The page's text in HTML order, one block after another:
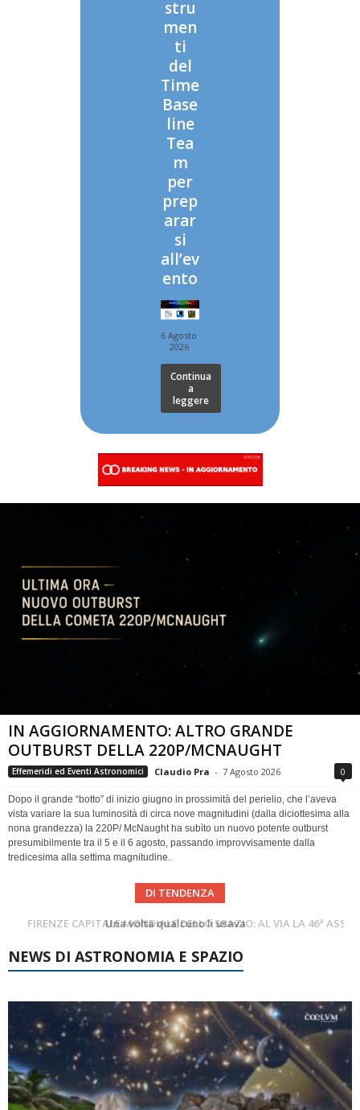
stru
men
ti
del
Time
Base
line
Tea
m
per
prep
arar
si
all’ev
ento
6 Agosto
2026
Continua
a
leggere
IN AGGIORNAMENTO: ALTRO GRANDE
OUTBURST DELLA 220P/MCNAUGHT
Effemeridi ed Eventi Astronomici Claudio Pra - 7 Agosto 2026 0
Dopo il grande “botto” di inizio giugno in prossimità del perielio, che l’aveva
vista variare la sua luminosità di circa nove magnitudini (dalla diciottesima alla
nona grandezza) la 220P/ McNaught ha subìto un nuovo potente outburst
presumibilmente tra il 5 e il 6 agosto, passando improvvisamente dalla
tredicesima alla settima magnitudine.
DI TENDENZA
FIRENZE CAPITALE MONDIALE DELLO SPAZIO: AL VIA LA 46ª ASSEMBLEA SCIENTIFICA DEL COSPAR
Cielo del Mese di Agosto 2026
NEWS DI ASTRONOMIA E SPAZIO